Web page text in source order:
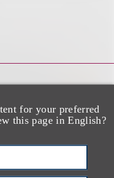
for your preferred
this page in English?